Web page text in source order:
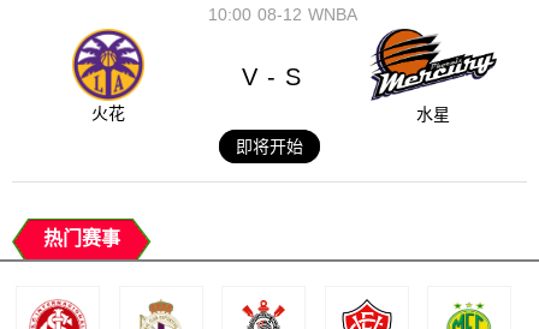
08-12
10:00 WNBA
火花
V - S
水星
即将开始
热门赛事